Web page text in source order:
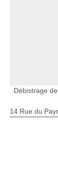
Débistrage
14 Rue du